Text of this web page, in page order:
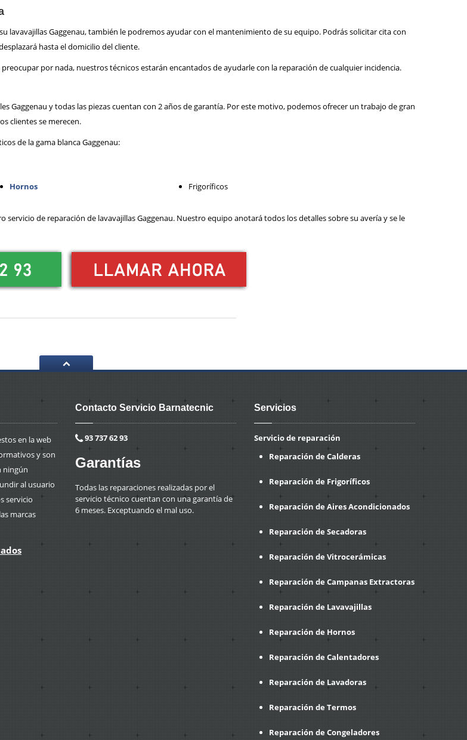
lavavajillas Gaggenau, también le podremos ayudar con el mantenimiento de su equipo. Podrás solicitar cita con
hasta el domicilio del cliente.
por nada, nuestros técnicos estarán encantados de ayudarle con la reparación de cualquier incidencia.
Gaggenau y todas las piezas cuentan con 2 años de garantía. Por este motivo, podemos ofrecer un trabajo de gran
clientes se merecen.
de la gama blanca Gaggenau:
Hornos Frigoríficos
de reparación de lavavajillas Gaggenau. Nuestro equipo anotará todos los detalles sobre su avería y se le
en la web
y son
ningún
al usuario
servicio
marcas
Contacto Servicio Barnatecnic
93 737 62 93
Garantías
Todas las reparaciones realizadas por el
servicio técnico cuentan con una garantía de
6 meses. Exceptuando el mal uso.
Servicios
Servicio de reparación
Reparación de Calderas
Reparación de Frigoríficos
Reparación de Aires Acondicionados
Reparación de Secadoras
Reparación de Vitrocerámicas
Reparación de Campanas Extractoras
Reparación de Lavavajillas
Reparación de Hornos
Reparación de Calentadores
Reparación de Lavadoras
Reparación de Termos
Reparación de Congeladores